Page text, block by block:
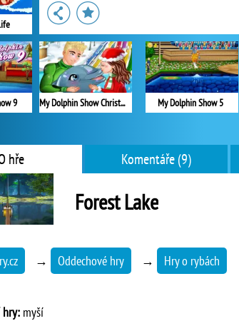
9 My Dolphin Show Christmas My Dolphin Show 5
hře Komentáře (9)
Forest Lake
→ Oddechové hry → Hry o rybách
hry: myší